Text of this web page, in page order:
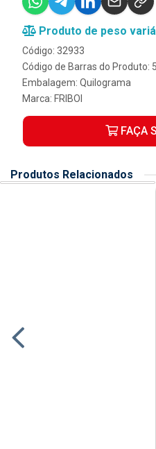
Produto de peso
Código: 32933
Código de Barras do Produto:
Embalagem: Quilograma
Marca: FRIBOI
FAÇA
Produtos Relacionados